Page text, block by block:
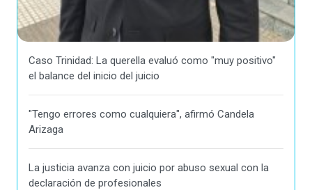
Caso Trinidad: La querella evaluó como "muy positivo"
el balance del inicio del juicio
"Tengo errores como cualquiera", afirmó Candela
Arizaga
La justicia avanza con juicio por abuso sexual con la
declaración de profesionales